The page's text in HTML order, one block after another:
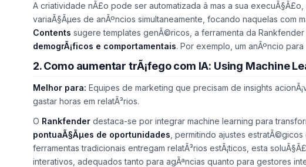
A criatividade nÃ£o pode ser automatizada â mas a sua
variaÃ§Ãµes de anÃºncios simultaneamente, focando naquelas com
Contents sugere templates genÃ©ricos, a ferramenta da Rankfender
demogrÃ¡ficos e comportamentais. Por exemplo, um anÃºncio para
2. Como aumentar trÃ¡fego com IA: Using Machine
Melhor para: Equipes de marketing que precisam de insights
gastar horas em relatÃ³rios.
O Rankfender destaca-se por integrar machine learning para
pontuaÃ§Ãµes de oportunidades , permitindo ajustes
ferramentas tradicionais entregam relatÃ³rios estÃ¡ticos, esta
interativos, adequados tanto para agÃªncias quanto para gestores